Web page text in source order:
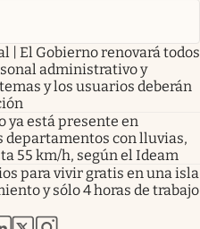
| El Gobierno renovará todos
administrativo y
y los usuarios deberán
ya está presente en
departamentos con lluvias,
55 km/h, según el Ideam
para vivir gratis en una isla
y sólo 4 horas de trabajo
nueva pestaña
en nueva pestaña
abre en nueva pestaña
abre en nueva pestaña
abre en nueva pestaña